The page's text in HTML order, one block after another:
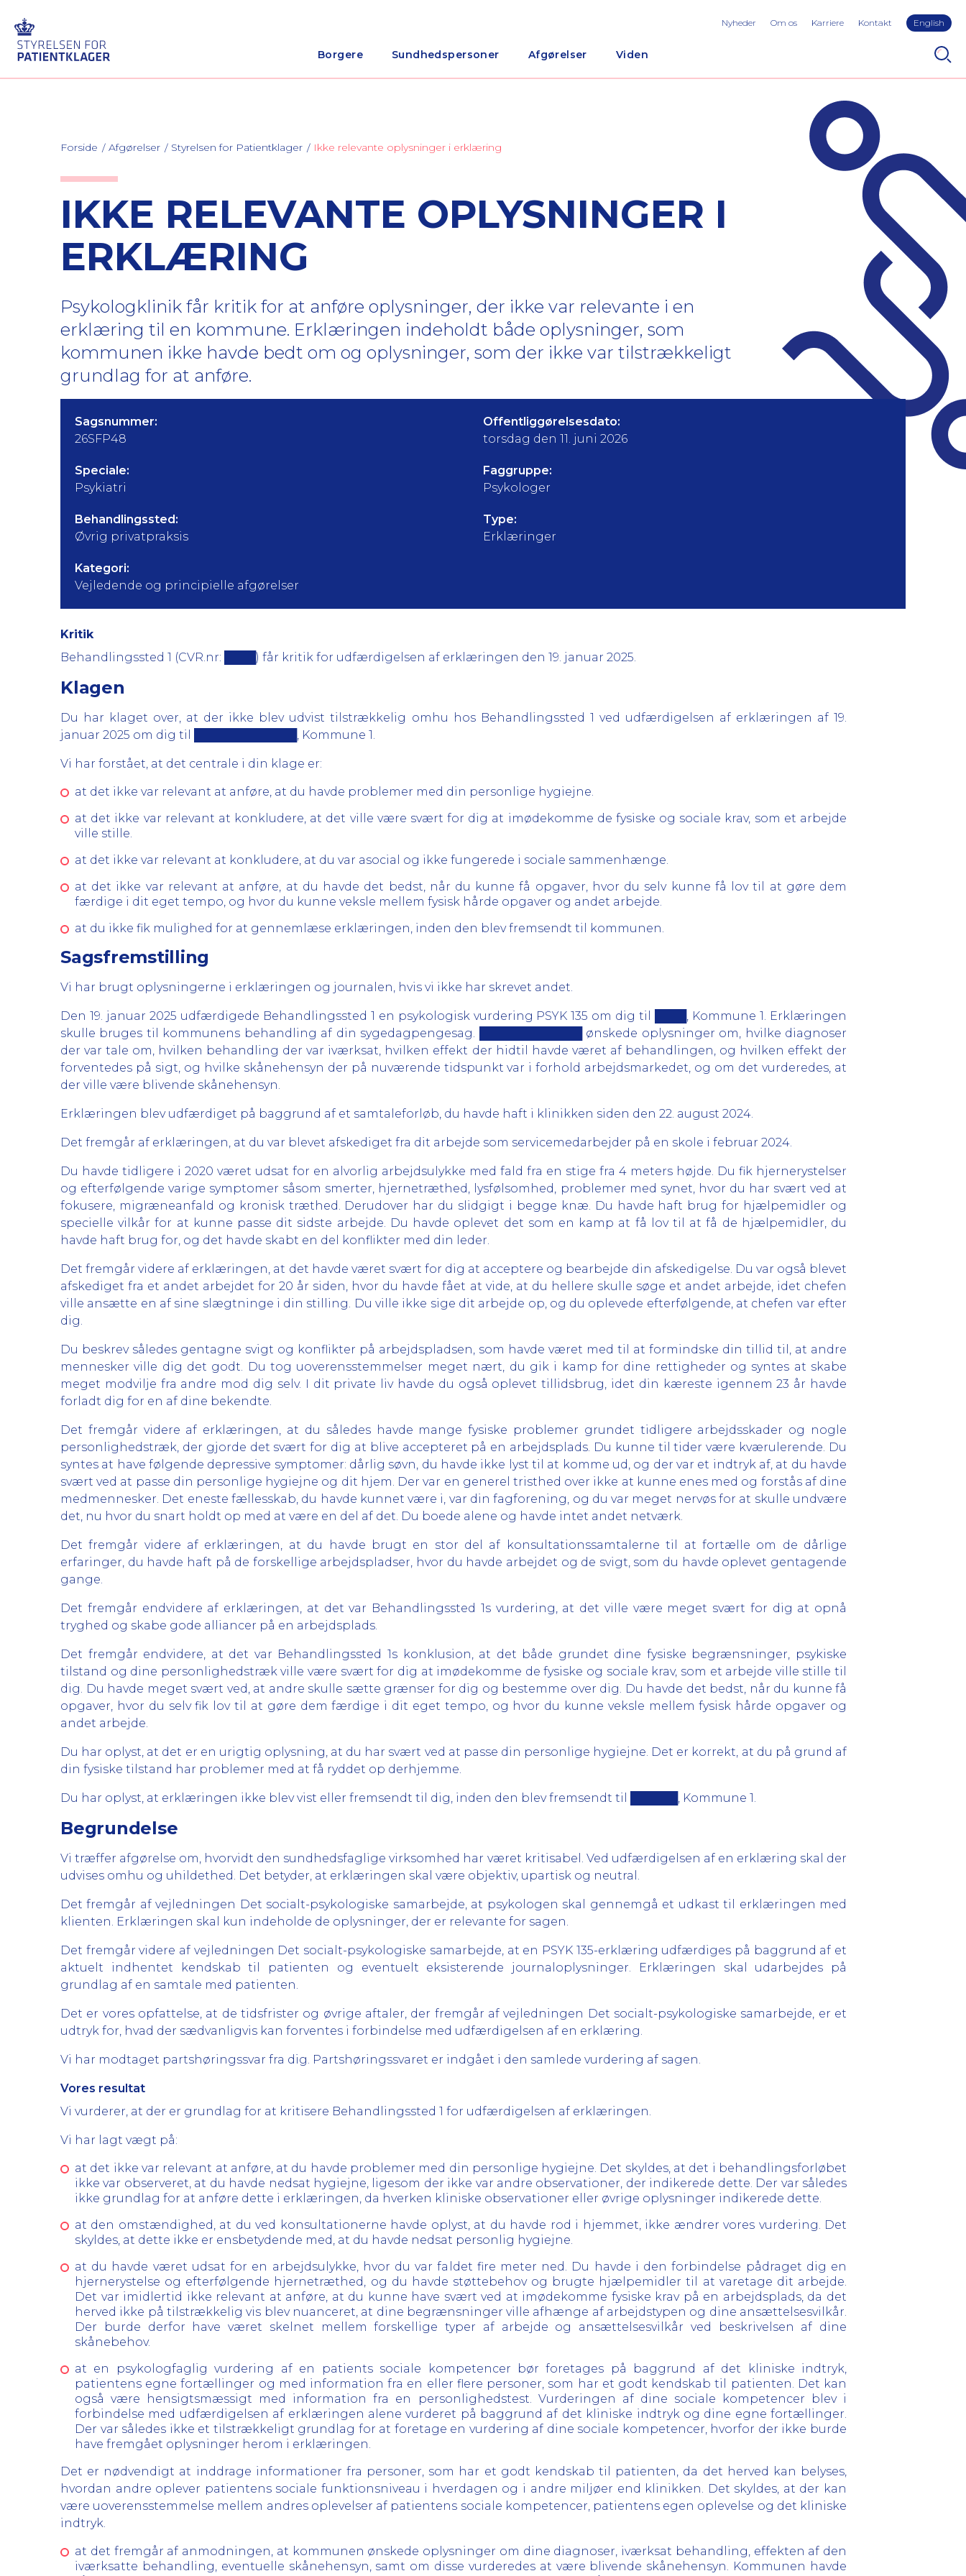
Borgere Sundhedspersoner Afgørelser Viden
Nyheder Om os Karriere Kontakt English
Forside Afgørelser Styrelsen for Patientklager Ikke relevante oplysninger i erklæring
IKKE RELEVANTE OPLYSNINGER I
ERKLÆRING
Psykologklinik får kritik for at anføre oplysninger, der ikke var relevante i en
erklæring til en kommune. Erklæringen indeholdt både oplysninger, som
kommunen ikke havde bedt om og oplysninger, som der ikke var tilstrækkeligt
grundlag for at anføre.
Sagsnummer:
26SFP48
Offentliggørelsesdato:
torsdag den 11. juni 2026
Speciale:
Psykiatri
Faggruppe:
Psykologer
Behandlingssted:
Øvrig privatpraksis
Type:
Erklæringer
Kategori:
Vejledende og principielle afgørelser
Kritik
Behandlingssted 1 (CVR.nr: ████) får kritik for udfærdigelsen af erklæringen den 19. januar 2025.
Klagen
Du har klaget over, at der ikke blev udvist tilstrækkelig omhu hos Behandlingssted 1 ved udfærdigelsen af erklæringen af 19.
januar 2025 om dig til █████████████, Kommune 1.
Vi har forstået, at det centrale i din klage er:
at det ikke var relevant at anføre, at du havde problemer med din personlige hygiejne.
at det ikke var relevant at konkludere, at det ville være svært for dig at imødekomme de fysiske og sociale krav, som et arbejde
ville stille.
at det ikke var relevant at konkludere, at du var asocial og ikke fungerede i sociale sammenhænge.
at det ikke var relevant at anføre, at du havde det bedst, når du kunne få opgaver, hvor du selv kunne få lov til at gøre dem
færdige i dit eget tempo, og hvor du kunne veksle mellem fysisk hårde opgaver og andet arbejde.
at du ikke fik mulighed for at gennemlæse erklæringen, inden den blev fremsendt til kommunen.
Sagsfremstilling
Vi har brugt oplysningerne i erklæringen og journalen, hvis vi ikke har skrevet andet.
Den 19. januar 2025 udfærdigede Behandlingssted 1 en psykologisk vurdering PSYK 135 om dig til ████, Kommune 1. Erklæringen
skulle bruges til kommunens behandling af din sygedagpengesag. █████████████ ønskede oplysninger om, hvilke diagnoser
der var tale om, hvilken behandling der var iværksat, hvilken effekt der hidtil havde været af behandlingen, og hvilken effekt der
forventedes på sigt, og hvilke skånehensyn der på nuværende tidspunkt var i forhold arbejdsmarkedet, og om det vurderedes, at
der ville være blivende skånehensyn.
Erklæringen blev udfærdiget på baggrund af et samtaleforløb, du havde haft i klinikken siden den 22. august 2024.
Det fremgår af erklæringen, at du var blevet afskediget fra dit arbejde som servicemedarbejder på en skole i februar 2024.
Du havde tidligere i 2020 været udsat for en alvorlig arbejdsulykke med fald fra en stige fra 4 meters højde. Du fik hjernerystelser
og efterfølgende varige symptomer såsom smerter, hjernetræthed, lysfølsomhed, problemer med synet, hvor du har svært ved at
fokusere, migræneanfald og kronisk træthed. Derudover har du slidgigt i begge knæ. Du havde haft brug for hjælpemidler og
specielle vilkår for at kunne passe dit sidste arbejde. Du havde oplevet det som en kamp at få lov til at få de hjælpemidler, du
havde haft brug for, og det havde skabt en del konflikter med din leder.
Det fremgår videre af erklæringen, at det havde været svært for dig at acceptere og bearbejde din afskedigelse. Du var også blevet
afskediget fra et andet arbejdet for 20 år siden, hvor du havde fået at vide, at du hellere skulle søge et andet arbejde, idet chefen
ville ansætte en af sine slægtninge i din stilling. Du ville ikke sige dit arbejde op, og du oplevede efterfølgende, at chefen var efter
dig.
Du beskrev således gentagne svigt og konflikter på arbejdspladsen, som havde været med til at formindske din tillid til, at andre
mennesker ville dig det godt. Du tog uoverensstemmelser meget nært, du gik i kamp for dine rettigheder og syntes at skabe
meget modvilje fra andre mod dig selv. I dit private liv havde du også oplevet tillidsbrug, idet din kæreste igennem 23 år havde
forladt dig for en af dine bekendte.
Det fremgår videre af erklæringen, at du således havde mange fysiske problemer grundet tidligere arbejdsskader og nogle
personlighedstræk, der gjorde det svært for dig at blive accepteret på en arbejdsplads. Du kunne til tider være kværulerende. Du
syntes at have følgende depressive symptomer: dårlig søvn, du havde ikke lyst til at komme ud, og der var et indtryk af, at du havde
svært ved at passe din personlige hygiejne og dit hjem. Der var en generel tristhed over ikke at kunne enes med og forstås af dine
medmennesker. Det eneste fællesskab, du havde kunnet være i, var din fagforening, og du var meget nervøs for at skulle undvære
det, nu hvor du snart holdt op med at være en del af det. Du boede alene og havde intet andet netværk.
Det fremgår videre af erklæringen, at du havde brugt en stor del af konsultationssamtalerne til at fortælle om de dårlige
erfaringer, du havde haft på de forskellige arbejdspladser, hvor du havde arbejdet og de svigt, som du havde oplevet gentagende
gange.
Det fremgår endvidere af erklæringen, at det var Behandlingssted 1s vurdering, at det ville være meget svært for dig at opnå
tryghed og skabe gode alliancer på en arbejdsplads.
Det fremgår endvidere, at det var Behandlingssted 1s konklusion, at det både grundet dine fysiske begrænsninger, psykiske
tilstand og dine personlighedstræk ville være svært for dig at imødekomme de fysiske og sociale krav, som et arbejde ville stille til
dig. Du havde meget svært ved, at andre skulle sætte grænser for dig og bestemme over dig. Du havde det bedst, når du kunne få
opgaver, hvor du selv fik lov til at gøre dem færdige i dit eget tempo, og hvor du kunne veksle mellem fysisk hårde opgaver og
andet arbejde.
Du har oplyst, at det er en urigtig oplysning, at du har svært ved at passe din personlige hygiejne. Det er korrekt, at du på grund af
din fysiske tilstand har problemer med at få ryddet op derhjemme.
Du har oplyst, at erklæringen ikke blev vist eller fremsendt til dig, inden den blev fremsendt til ██████, Kommune 1.
Begrundelse
Vi træffer afgørelse om, hvorvidt den sundhedsfaglige virksomhed har været kritisabel. Ved udfærdigelsen af en erklæring skal der
udvises omhu og uhildethed. Det betyder, at erklæringen skal være objektiv, upartisk og neutral.
Det fremgår af vejledningen Det socialt-psykologiske samarbejde, at psykologen skal gennemgå et udkast til erklæringen med
klienten. Erklæringen skal kun indeholde de oplysninger, der er relevante for sagen.
Det fremgår videre af vejledningen Det socialt-psykologiske samarbejde, at en PSYK 135-erklæring udfærdiges på baggrund af et
aktuelt indhentet kendskab til patienten og eventuelt eksisterende journaloplysninger. Erklæringen skal udarbejdes på
grundlag af en samtale med patienten.
Det er vores opfattelse, at de tidsfrister og øvrige aftaler, der fremgår af vejledningen Det socialt-psykologiske samarbejde, er et
udtryk for, hvad der sædvanligvis kan forventes i forbindelse med udfærdigelsen af en erklæring.
Vi har modtaget partshøringssvar fra dig. Partshøringssvaret er indgået i den samlede vurdering af sagen.
Vores resultat
Vi vurderer, at der er grundlag for at kritisere Behandlingssted 1 for udfærdigelsen af erklæringen.
Vi har lagt vægt på:
at det ikke var relevant at anføre, at du havde problemer med din personlige hygiejne. Det skyldes, at det i behandlingsforløbet
ikke var observeret, at du havde nedsat hygiejne, ligesom der ikke var andre observationer, der indikerede dette. Der var således
ikke grundlag for at anføre dette i erklæringen, da hverken kliniske observationer eller øvrige oplysninger indikerede dette.
at den omstændighed, at du ved konsultationerne havde oplyst, at du havde rod i hjemmet, ikke ændrer vores vurdering. Det
skyldes, at dette ikke er ensbetydende med, at du havde nedsat personlig hygiejne.
at du havde været udsat for en arbejdsulykke, hvor du var faldet fire meter ned. Du havde i den forbindelse pådraget dig en
hjernerystelse og efterfølgende hjernetræthed, og du havde støttebehov og brugte hjælpemidler til at varetage dit arbejde.
Det var imidlertid ikke relevant at anføre, at du kunne have svært ved at imødekomme fysiske krav på en arbejdsplads, da det
herved ikke på tilstrækkelig vis blev nuanceret, at dine begrænsninger ville afhænge af arbejdstypen og dine ansættelsesvilkår.
Der burde derfor have været skelnet mellem forskellige typer af arbejde og ansættelsesvilkår ved beskrivelsen af dine
skånebehov.
at en psykologfaglig vurdering af en patients sociale kompetencer bør foretages på baggrund af det kliniske indtryk,
patientens egne fortællinger og med information fra en eller flere personer, som har et godt kendskab til patienten. Det kan
også være hensigtsmæssigt med information fra en personlighedstest. Vurderingen af dine sociale kompetencer blev i
forbindelse med udfærdigelsen af erklæringen alene vurderet på baggrund af det kliniske indtryk og dine egne fortællinger.
Der var således ikke et tilstrækkeligt grundlag for at foretage en vurdering af dine sociale kompetencer, hvorfor der ikke burde
have fremgået oplysninger herom i erklæringen.
Det er nødvendigt at inddrage informationer fra personer, som har et godt kendskab til patienten, da det herved kan belyses,
hvordan andre oplever patientens sociale funktionsniveau i hverdagen og i andre miljøer end klinikken. Det skyldes, at der kan
være uoverensstemmelse mellem andres oplevelser af patientens sociale kompetencer, patientens egen oplevelse og det kliniske
indtryk.
at det fremgår af anmodningen, at kommunen ønskede oplysninger om dine diagnoser, iværksat behandling, effekten af den
iværksatte behandling, eventuelle skånehensyn, samt om disse vurderedes at være blivende skånehensyn. Kommunen havde